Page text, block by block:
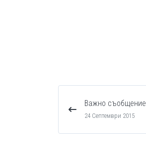
Важно съобщение
24 Септември 2015